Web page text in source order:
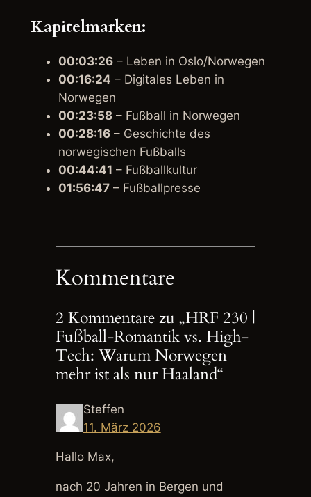
Kapitelmarken:
00:03:26– Leben in Oslo/Norwegen
00:16:24 – Digitales Leben in
Norwegen
00:23:58– Fußball in Norwegen
00:28:16– Geschichte des
norwegischen Fußballs
00:44:41 – Fußballkultur
01:56:47– Fußballpresse
Kommentare
2 Kommentare zu „HRF 230 |
Fußball-Romantik vs. High-
Tech: Warum Norwegen
mehr ist als nur Haaland“
Steffen
11. März 2026
Hallo Max,
nach 20 Jahren in Bergen und